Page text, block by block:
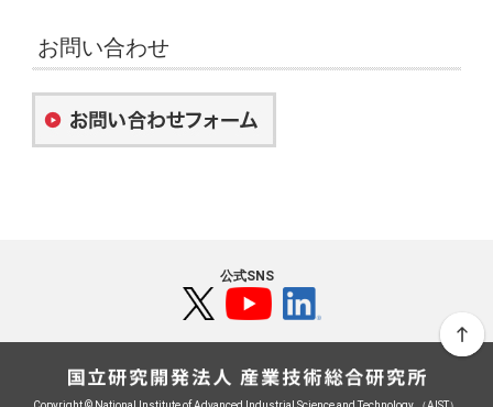
お問い合わせ
公式SNS